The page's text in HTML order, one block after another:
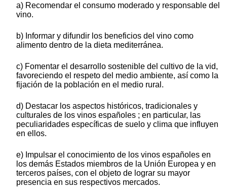
a) Recomendar el consumo moderado y responsable del
vino.
b) Informar y difundir los beneficios del vino como
alimento dentro de la dieta mediterránea.
c) Fomentar el desarrollo sostenible del cultivo de la vid,
favoreciendo el respeto del medio ambiente, así como la
fijación de la población en el medio rural.
d) Destacar los aspectos históricos, tradicionales y
culturales de los vinos españoles ; en particular, las
peculiaridades específicas de suelo y clima que influyen
en ellos.
e) Impulsar el conocimiento de los vinos españoles en
los demás Estados miembros de la Unión Europea y en
terceros países, con el objeto de lograr su mayor
presencia en sus respectivos mercados.